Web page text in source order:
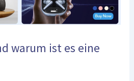
warum ist es eine